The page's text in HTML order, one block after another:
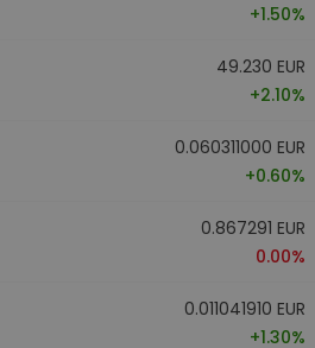
+1.50%
49.230 EUR
+2.10%
0.060311000 EUR
+0.60%
0.867291 EUR
0.00%
0.011041910 EUR
+1.30%